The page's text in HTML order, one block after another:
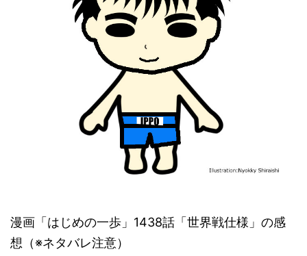
漫画「はじめの一歩」1438話「世界戦仕様」の感
想（※ネタバレ注意）